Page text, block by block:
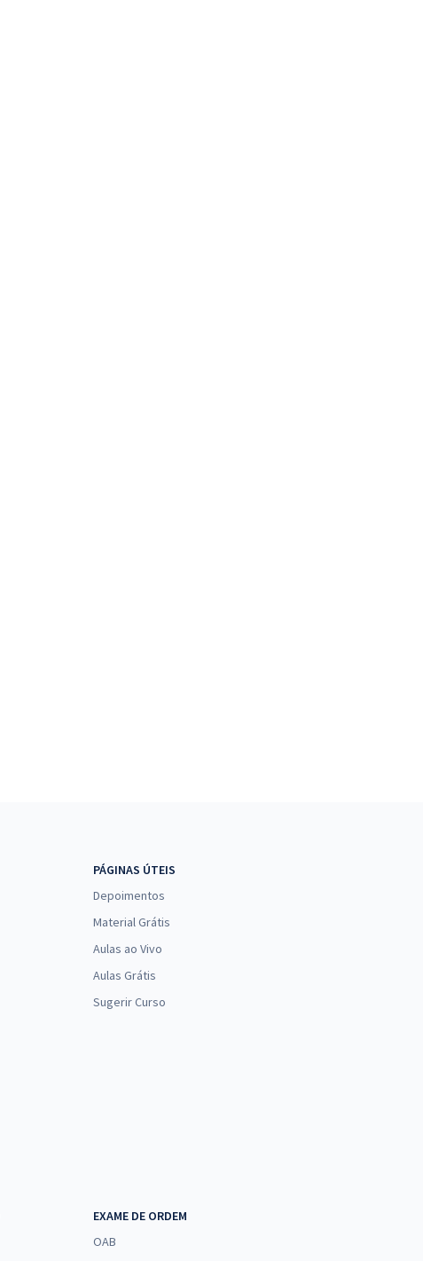
PÁGINAS ÚTEIS
Depoimentos
Material Grátis
Aulas ao Vivo
Aulas Grátis
Sugerir Curso
EXAME DE ORDEM
OAB